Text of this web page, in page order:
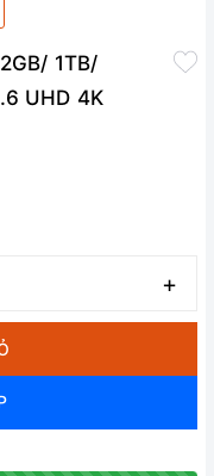
1TB/
UHD 4K
+